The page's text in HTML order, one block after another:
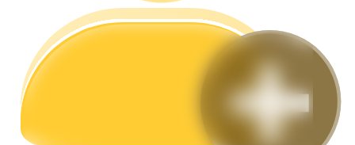
مرشد
دليل المبتدئين للعقود الآجلة